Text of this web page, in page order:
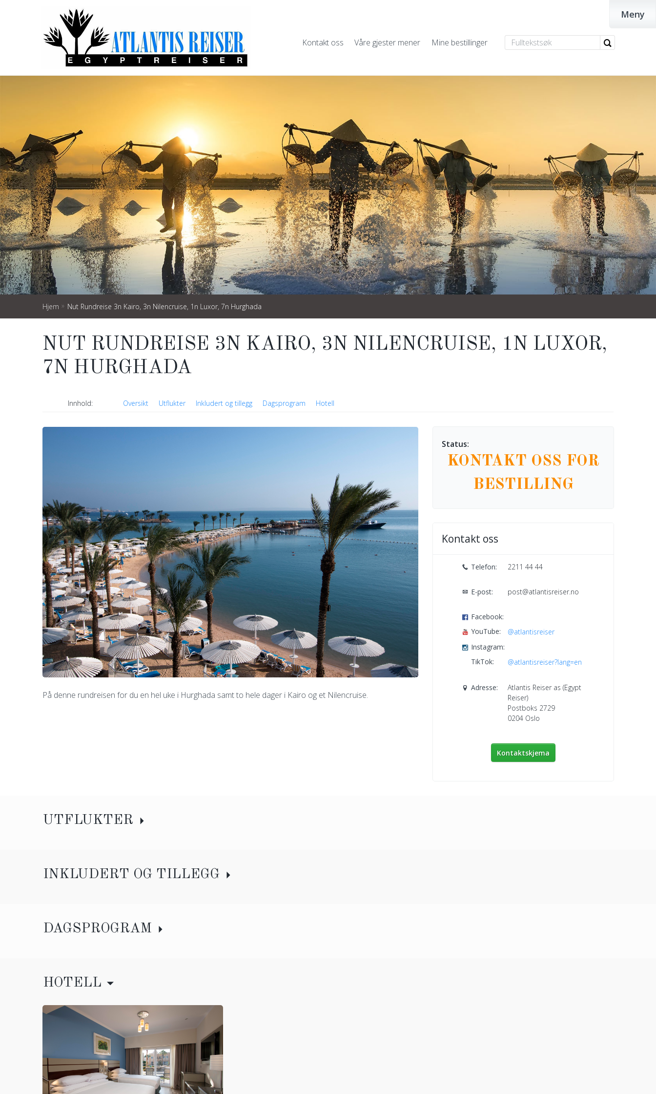
Kontakt oss Våre gjester mener Mine bestillinger
Hjem » Nut Rundreise 3n Kairo, 3n Nilencruise, 1n Luxor, 7n Hurghada
NUT RUNDREISE 3N KAIRO, 3N NILENCRUISE, 1N LUXOR,
7N HURGHADA
Innhold Oversikt Utflukter Inkludert og tillegg Dagsprogram Hotell
På denne rundreisen for du en hel uke i Hurghada samt to hele dager i Kairo og et Nilencruise.
Status:
KONTAKT OSS FOR
BESTILLING
Kontakt oss
Telefon: 2211 44 44
E-post: post@atlantisreiser.no
Facebook:
YouTube:
@atlantisreiser
Instagram:
TikTok:
@atlantisreiser?lang=en
Adresse:
Atlantis Reiser as (Egypt
Reiser)
Postboks 2729
0204 Oslo
Kontaktskjema
UTFLUKTER
INKLUDERT OG TILLEGG
DAGSPROGRAM
HOTELL
Meny